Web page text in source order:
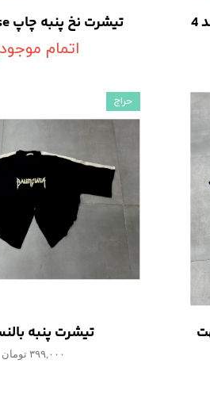
تیشرت نخ پنبه چاپ Rose گل رز
اتمام
تیشرت پنبه
۳۹۹,۰۰۰ تومان
حراج